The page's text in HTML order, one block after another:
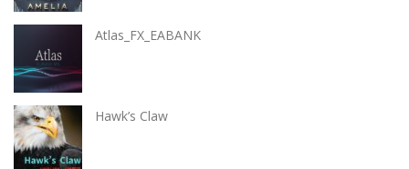
Atlas_FX_EABANK
Hawk’s Claw